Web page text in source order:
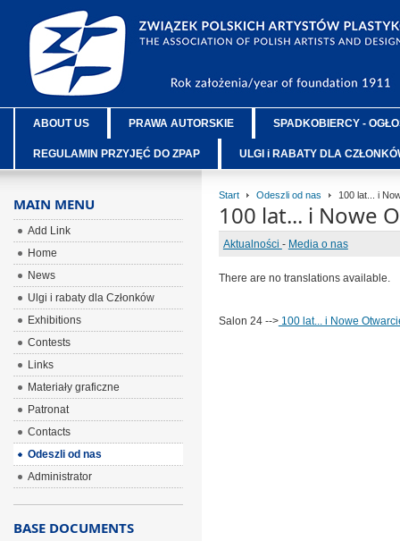
ABOUT US PRAWA AUTORSKIE SPADKOBIERCY -
REGULAMIN PRZYJĘĆ DO ZPAP ULGI i RABATY DLA
Start Odeszli od nas 100 lat... i
100 lat... i Nowe
Aktualności - Media o nas
There are no translations available.
Salon 24 -->100 lat... i Nowe
MAIN MENU
Add Link
Home
News
Ulgi i rabaty dla Członków
Exhibitions
Contests
Links
Materiały graficzne
Patronat
Contacts
Odeszli od nas
Administrator
BASE DOCUMENTS